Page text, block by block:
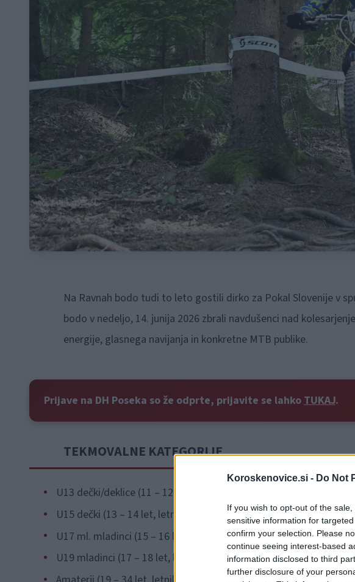
Koroskenovice.si - Do Not
If you wish to opt-out of the
sensitive information for
confirm your selection. Please
continue seeing interest-based
information disclosed to third
further disclosure of your
Na Ravnah bodo tudi to leto gostili dirko za Pokal Slovenije v
bodo v nedeljo, 14. junija 2026 zbrali navdušenci nad
energije, glasnega navijanja in konkretne MTB publike.
Prijave na DH Poseka so že odprte, prijavite se lahkoTUKAJ.
TEKMOVALNE KATEGORIJE
U13 dečki/deklice (11 – 12 let, letnika 2015 in 2014)*;
U15 dečki (13 – 14 let, letnika 2013 in 2012);
U17 ml. mladinci (15 – 16 let, letnika 20011 in 2010);
U19 mladinci (17 – 18 let, letnika 2009 in 2008);